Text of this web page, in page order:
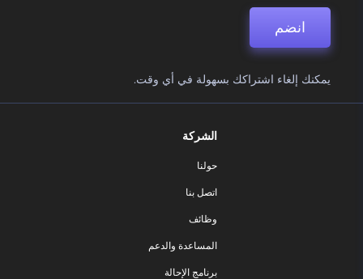
انضم
يمكنك إلغاء اشتراكك بسهولة في أي وقت.
الشركة
حولنا
اتصل بنا
وظائف
المساعدة والدعم
برنامج الإحالة